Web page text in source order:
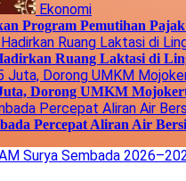
Ekonomi
Program Pemutihan
Ruang Laktasi di
Dorong UMKM
Percepat Aliran Air